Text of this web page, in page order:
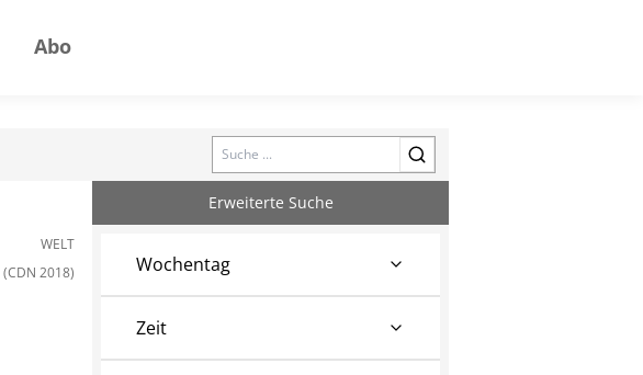
Abo
Search
WELT
(CDN 2018)
Erweiterte Suche
Wochentag
Zeit